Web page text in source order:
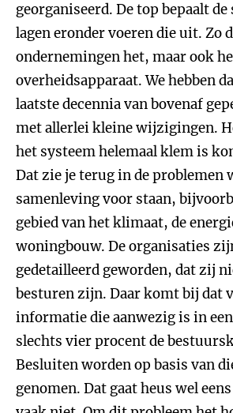
georganiseerd. De top bepaalt
lagen eronder voeren die uit. Zo
ondernemingen het, maar ook
overheidsapparaat. We hebben
laatste decennia van bovenaf
met allerlei kleine wijzigingen.
het systeem helemaal klem is
Dat zie je terug in de problemen
samenleving voor staan,
gebied van het klimaat, de
woningbouw. De organisaties
gedetailleerd geworden, dat zij
besturen zijn. Daar komt bij dat
informatie die aanwezig is in
slechts vier procent de
Besluiten worden op basis van
genomen. Dat gaat heus wel